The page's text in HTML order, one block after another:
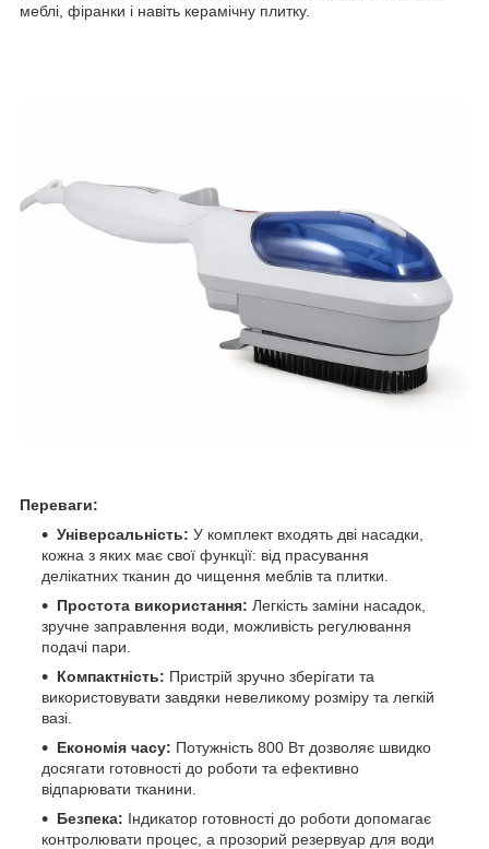
меблі, фіранки і навіть керамічну плитку.
Переваги:
Універсальність: У комплект входять дві насадки,
кожна з яких має свої функції: від прасування
делікатних тканин до чищення меблів та плитки.
Простота використання: Легкість заміни насадок,
зручне заправлення води, можливість регулювання
подачі пари.
Компактність: Пристрій зручно зберігати та
використовувати завдяки невеликому розміру та легкій
вазі.
Економія часу: Потужність 800 Вт дозволяє швидко
досягати готовності до роботи та ефективно
відпарювати тканини.
Безпека: Індикатор готовності до роботи допомагає
контролювати процес, а прозорий резервуар для води